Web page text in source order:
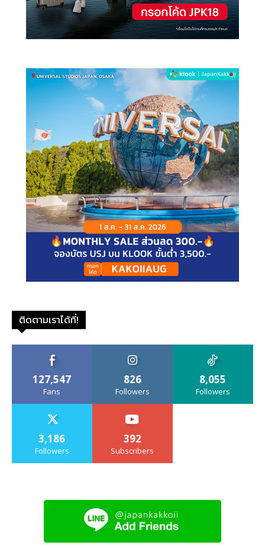
ติดตามเราได้ที่!
127,547
Fans
826
Followers
8,055
Followers
3,186
Followers
392
Subscribers